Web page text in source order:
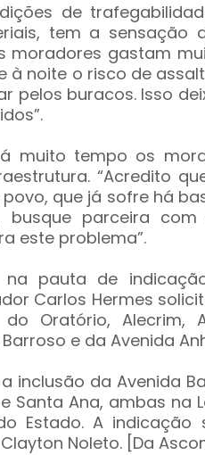
de
tem a sensação
moradores gastam
noite o risco de
pelos buracos. Isso
muito tempo os
“Acredito
que já sofre há
busque parceira
este problema”.
pauta de
Carlos Hermes
Oratório, Alecrim,
e da Avenida
inclusão da Avenida
Santa Ana, ambas na
Estado. A indicação
Noleto. [Da